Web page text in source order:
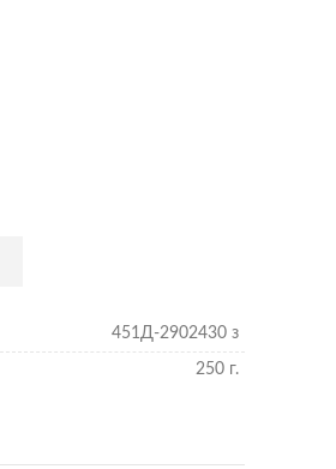
451Д-2902430 з
250 г.